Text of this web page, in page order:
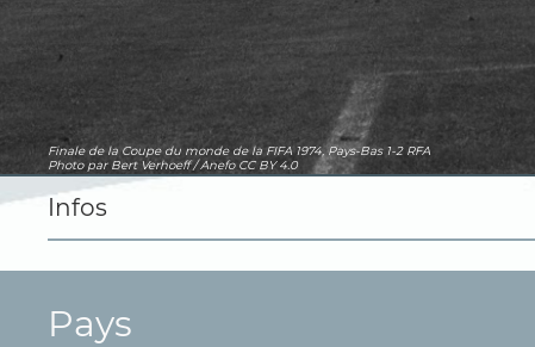
Finale de la Coupe du monde de la FIFA 1974, Pays-Bas 1-2 RFA
Photopar Bert Verhoeff / Anefo CC BY 4.0
Infos
Pays